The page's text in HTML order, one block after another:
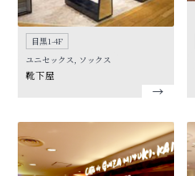
目黒1-4F
ユニセックス, ソックス
靴下屋